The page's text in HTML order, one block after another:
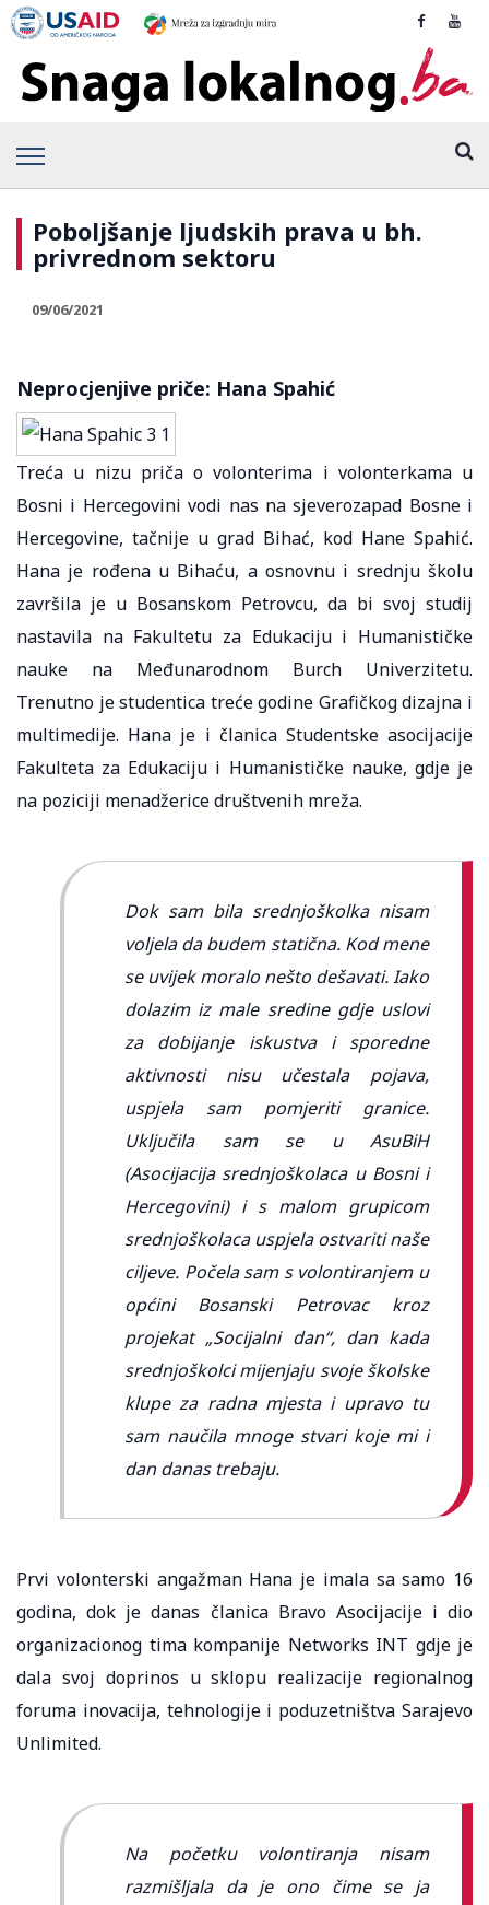
Poboljšanje ljudskih prava u bh.
privrednom sektoru
09/06/2021
Neprocjenjive priče: Hana Spahić
Treća u nizu priča o volonterima i volonterkama u
Bosni i Hercegovini vodi nas na sjeverozapad Bosne i
Hercegovine, tačnije u grad Bihać, kod Hane Spahić.
Hana je rođena u Bihaću, a osnovnu i srednju školu
završila je u Bosanskom Petrovcu, da bi svoj studij
nastavila na Fakultetu za Edukaciju i Humanističke
nauke na Međunarodnom Burch Univerzitetu.
Trenutno je studentica treće godine Grafičkog dizajna i
multimedije. Hana je i članica Studentske asocijacije
Fakulteta za Edukaciju i Humanističke nauke, gdje je
na poziciji menadžerice društvenih mreža.
Dok sam bila srednjoškolka nisam
voljela da budem statična. Kod mene
se uvijek moralo nešto dešavati. Iako
dolazim iz male sredine gdje uslovi
za dobijanje iskustva i sporedne
aktivnosti nisu učestala pojava,
uspjela sam pomjeriti granice.
Uključila sam se u AsuBiH
(Asocijacija srednjoškolaca u Bosni i
Hercegovini) i s malom grupicom
srednjoškolaca uspjela ostvariti naše
ciljeve. Počela sam s volontiranjem u
općini Bosanski Petrovac kroz
projekat „Socijalni dan“, dan kada
srednjoškolci mijenjaju svoje školske
klupe za radna mjesta i upravo tu
sam naučila mnoge stvari koje mi i
dan danas trebaju.
Prvi volonterski angažman Hana je imala sa samo 16
godina, dok je danas članica Bravo Asocijacije i dio
organizacionog tima kompanije Networks INT gdje je
dala svoj doprinos u sklopu realizacije regionalnog
foruma inovacija, tehnologije i poduzetništva Sarajevo
Unlimited.
Na početku volontiranja nisam
razmišljala da je ono čime se ja